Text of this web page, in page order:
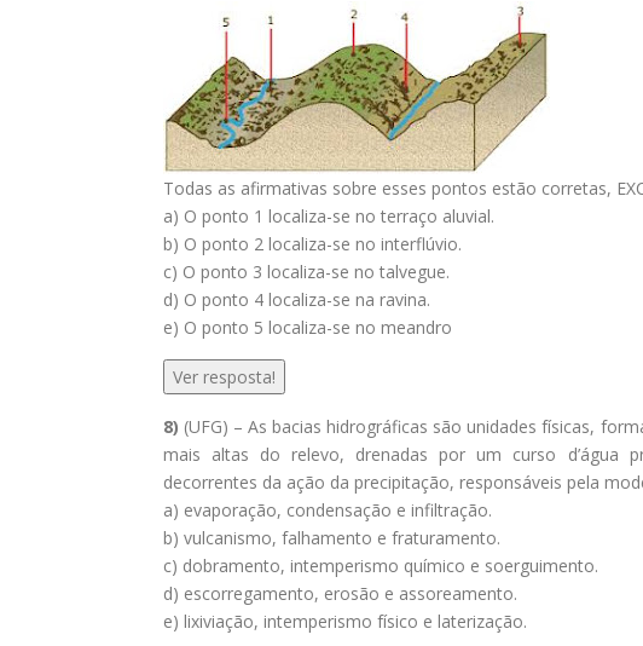
Todas as afirmativas sobre esses pontos estão corretas,
a) O ponto 1 localiza-se no terraço aluvial.
b) O ponto 2 localiza-se no interflúvio.
c) O ponto 3 localiza-se no talvegue.
d) O ponto 4 localiza-se na ravina.
e) O ponto 5 localiza-se no meandro
Ver resposta!
8) (UFG) – As bacias hidrográficas são unidades físicas,
mais altas do relevo, drenadas por um curso d’água
decorrentes da ação da precipitação, responsáveis pela
a) evaporação, condensação e infiltração.
b) vulcanismo, falhamento e fraturamento.
c) dobramento, intemperismo químico e soerguimento.
d) escorregamento, erosão e assoreamento.
e) lixiviação, intemperismo físico e laterização.